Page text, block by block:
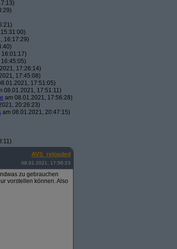
16:17:29)
17:26:14)
17:45:08)
17:51:05)
08.01.2021, 17:51:11)
am 08.01.2021, 17:56:28)
20:26:23)
am 08.01.2021, 20:47:15)
AVS_reloaded
08.01.2021, 17:56:23
zu gebrauchen
vorstellen können. Also